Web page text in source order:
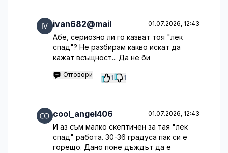
ivan682@mail 01.07.2026, 12:43
Абе, сериозно ли го казват тоя "лек
спад"? Не разбирам какво искат да
кажат всъщност... Да не би
Отговори 1 1
cool_angel406 01.07.2026, 12:43
И аз съм малко скептичен за тая "лек
спад" работа. 30-36 градуса пак си е
горещо. Дано поне дъждът да е